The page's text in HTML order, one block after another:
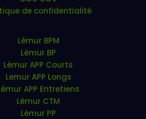
de confidentialité
Lémur BPM
Lémur BP
Lémur APP Courts
Lemur APP Longs
APP Entretiens
Lémur CTM
Lémur PP